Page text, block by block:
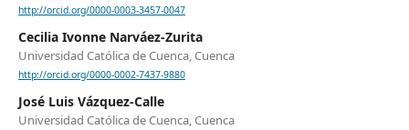
http://orcid.org/0000-0003-3457-0047
Cecilia Ivonne Narváez-Zurita
Universidad Católica de Cuenca, Cuenca
http://orcid.org/0000-0002-7437-9880
José Luis Vázquez-Calle
Universidad Católica de Cuenca, Cuenca